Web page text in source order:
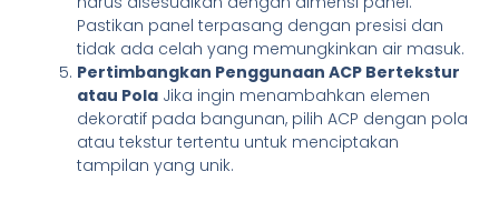
Pastikan panel terpasang dengan presisi dan
tidak ada celah yang memungkinkan air masuk.
Pertimbangkan Penggunaan ACP Bertekstur
atau PolaJika ingin menambahkan elemen
dekoratif pada bangunan, pilih ACP dengan pola
atau tekstur tertentu untuk menciptakan
tampilan yang unik.